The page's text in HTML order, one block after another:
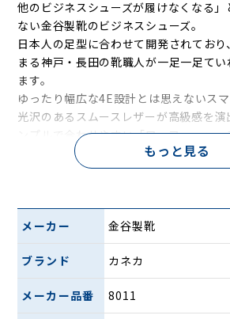
他のビジネスシューズが履けなくなる
ない金谷製靴のビジネスシューズ。
日本人の足型に合わせて開発されてお
まる神戸・長田の靴職人が一足一足て
ます。
ゆったり幅広な4E設計とは思えないスマ
光沢のあるスムースレザーが高級感を
ンプルで合わせやすい「ローファー」。
の相性も良く、幅広いシーンで活躍する
運動靴のように柔らかく軽やかなビジネ
一足。
もっと見る
メーカー 金谷製靴
ブランド カネカ
メーカー品番 8011